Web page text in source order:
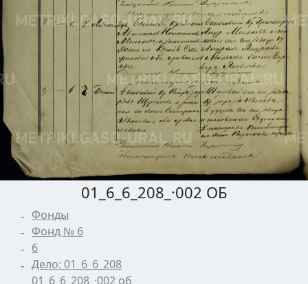
01_6_6_208_·002 ОБ
Фонды
Фонд № 6
6
Дело: 01_6_6_208
01_6_6_208_·002 об